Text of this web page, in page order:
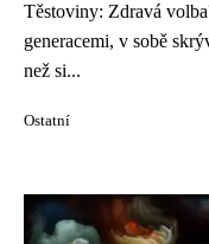
Těstoviny: Zdravá
generacemi, v sobě
než si...
Ostatní